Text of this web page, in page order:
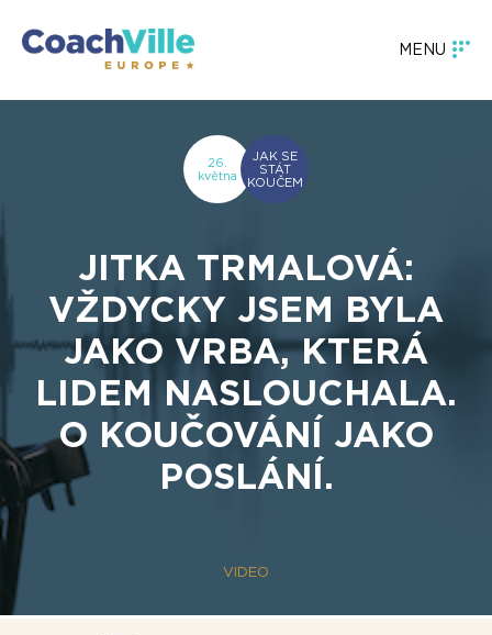
MENU
26.
května
JAK SE
STÁT
KOUČEM
JITKA TRMALOVÁ:
VŽDYCKY JSEM BYLA
JAKO VRBA, KTERÁ
LIDEM NASLOUCHALA.
O KOUČOVÁNÍ JAKO
POSLÁNÍ.
VIDEO